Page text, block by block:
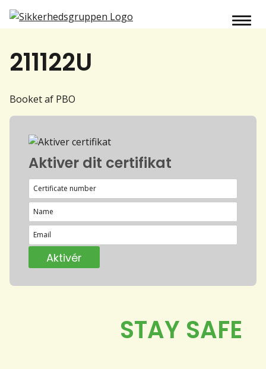
211122U
Booket af PBO
Aktiver dit certifikat